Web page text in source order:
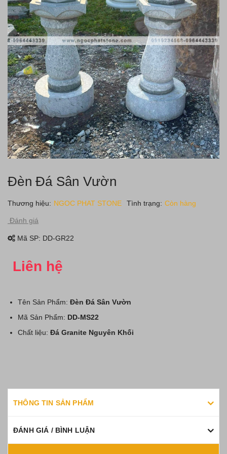
Đèn Đá Sân Vườn
Thương hiệu: NGOC PHAT STONE Tình trạng: Còn hàng
Đánh giá
Mã SP: DD-GR22
Liên hệ
Tên Sản Phẩm: Đèn Đá Sân Vườn
Mã Sản Phẩm: DD-MS22
Chất liệu: Đá Granite Nguyên Khối
THÔNG TIN SẢN PHẨM
ĐÁNH GIÁ / BÌNH LUẬN